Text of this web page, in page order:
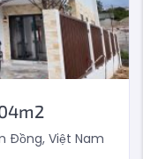
Đồng, Việt Nam